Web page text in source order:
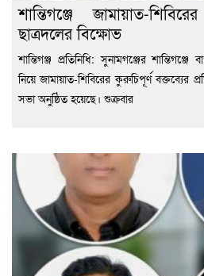
শান্তিগঞ্জে জামায়াত-
ছাত্রদলের বিক্ষোভ
শান্তিগঞ্জ প্রতিনিধি: সুনামগঞ্জের শান্তিগঞ্জে
নিয়ে জামায়াত-শিবিরের কুরুচিপূর্ণ বক্তব্যের
সভা অনুষ্ঠিত হয়েছে। শুক্রবার